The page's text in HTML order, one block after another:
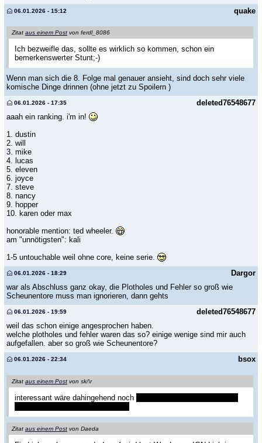
quake
06.01.2026 - 15:12
Zitat aus einem Post von ferdl_8086
Ich bezweifle das, sollte es wirklich so kommen, schon ein
bemerkenswerter Stunt;-)
Wenn man sich die 8. Folge mal genauer ansieht, sind doch sehr viele
komische Dinge drinnen (ohne jetzt zu Spoilern )
deleted76548677
06.01.2026 - 17:35
aaah ein ranking. i'm in!
1. dustin
2. will
3. mike
4. lucas
5. eleven
6. joyce
7. steve
8. nancy
9. hopper
10. karen oder max
honorable mention: ted wheeler.
am "unnötigsten": kali
1-5 untouchable weil ohne core, keine serie.
Dargor
06.01.2026 - 18:29
war als Abschluss ganz okay, die Plotholes und Fehler so groß wie
Scheunentore muss man ignorieren, dann gehts
deleted76548677
06.01.2026 - 19:59
weil das schon einige angesprochen haben.
welche plotholes und fehler waren das so? einige wenige sind mir auch
aufgefallen. aber so groß wie Scheunentore?
bsox
06.01.2026 - 22:34
Zitat aus einem Post von sk/\r
interessant wäre dahingehend noch
Zitat aus einem Post von Daeda